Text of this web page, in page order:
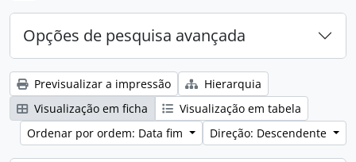
Opções de pesquisa avançada
Previsualizar a impressão
Hierarquia
Visualização em ficha
Visualização em tabela
Ordenar por ordem: Data fim
Direção: Descendente